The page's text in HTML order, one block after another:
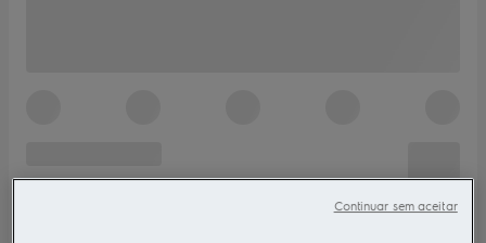
Continuar sem aceitar